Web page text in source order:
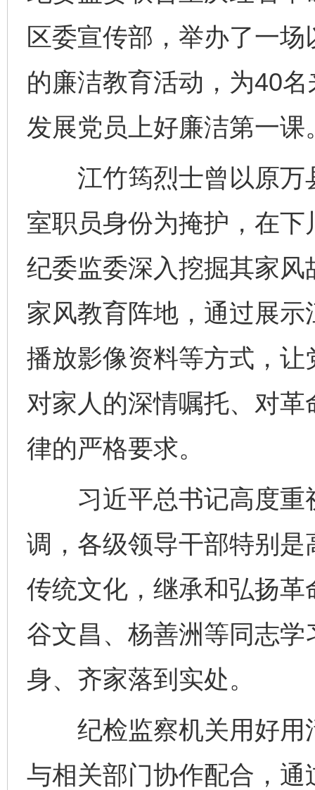
区委宣传部，举办了一场
的廉洁教育活动，为40
发展党员上好廉洁第一课
江竹筠烈士曾以原万
室职员身份为掩护，在
纪委监委深入挖掘其家
家风教育阵地，通过展
播放影像资料等方式，
对家人的深情嘱托、对
律的严格要求。
习近平总书记高度重
调，各级领导干部特别
传统文化，继承和弘扬
谷文昌、杨善洲等同志
身、齐家落到实处。
纪检监察机关用好用
与相关部门协作配合，